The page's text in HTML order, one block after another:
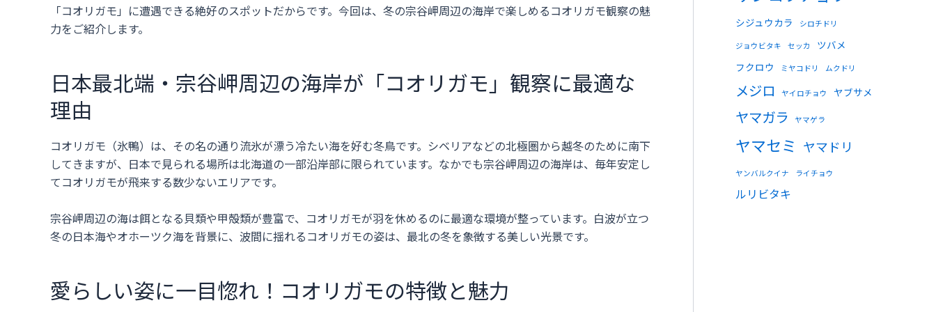
「コオリガモ」に遭遇できる絶好のスポットだからです。今回は、冬の宗谷岬周辺の海岸で楽しめるコオリガモ観察の魅
力をご紹介します。
日本最北端・宗谷岬周辺の海岸が「コオリガモ」観察に最適な
理由
コオリガモ（氷鴨）は、その名の通り流氷が漂う冷たい海を好む冬鳥です。シベリアなどの北極圏から越冬のために南下
してきますが、日本で見られる場所は北海道の一部沿岸部に限られています。なかでも宗谷岬周辺の海岸は、毎年安定し
てコオリガモが飛来する数少ないエリアです。
宗谷岬周辺の海は餌となる貝類や甲殻類が豊富で、コオリガモが羽を休めるのに最適な環境が整っています。白波が立つ
冬の日本海やオホーツク海を背景に、波間に揺れるコオリガモの姿は、最北の冬を象徴する美しい光景です。
愛らしい姿に一目惚れ！コオリガモの特徴と魅力
シジュウカラ シロチドリ
ジョウビタキ セッカ
ツバメ
フクロウ
ミヤコドリ ムクドリ
メジロ ヤイロチョウ ヤブサメ
ヤマガラ ヤマゲラ
ヤマセミ ヤマドリ
ヤンバルクイナ ライチョウ
ルリビタキ